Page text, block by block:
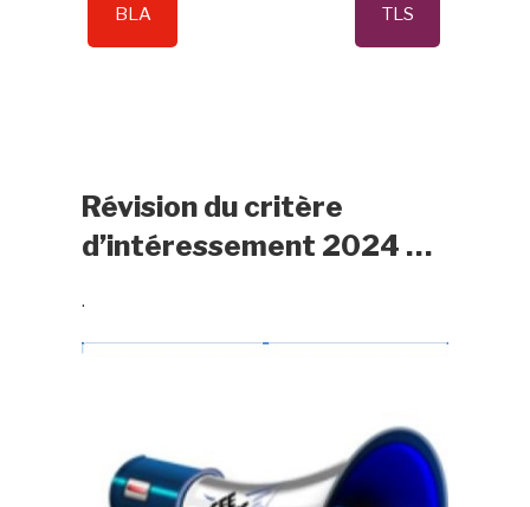
BLA TLS
Révision du critère
d’intéressement 2024 …
.